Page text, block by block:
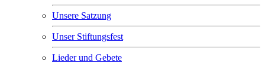
Unsere Satzung
Unser Stiftungsfest
Lieder und Gebete